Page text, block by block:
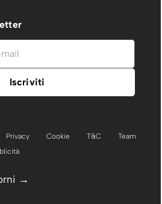
Privacy Cookie T&C
Team
→